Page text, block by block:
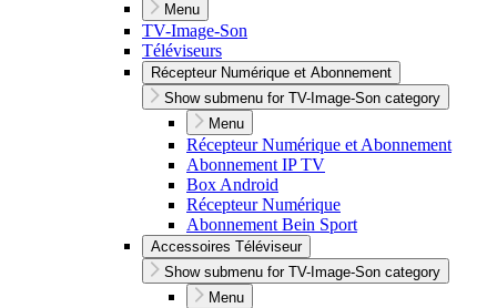
Menu
TV-Image-Son
Téléviseurs
Récepteur Numérique et Abonnement
Show submenu for TV-Image-Son category
Menu
Récepteur Numérique et Abonnement
Abonnement IP TV
Box Android
Récepteur Numérique
Abonnement Bein Sport
Accessoires Téléviseur
Show submenu for TV-Image-Son category
Menu